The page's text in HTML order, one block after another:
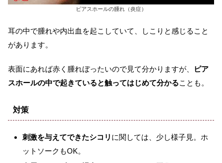
ピアスホールの腫れ（炎症）
耳の中で腫れや内出血を起こしていて、しこりと感じること
があります。
表面にあれば赤く腫れぼったいので見て分かりますが、
ピア
スホールの中で起きていると触ってはじめて分かることも。
​対策
刺激を与えてできたシコリ に関しては、少し様子見。ホ
ットソークもOK。